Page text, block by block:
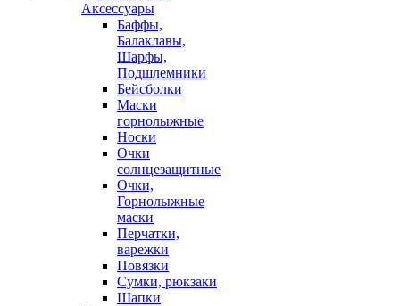
Аксессуары
Баффы,
Балаклавы,
Шарфы,
Подшлемники
Бейсболки
Маски
горнолыжные
Носки
Очки
солнцезащитные
Очки,
Горнолыжные
маски
Перчатки,
варежки
Повязки
Сумки, рюкзаки
Шапки